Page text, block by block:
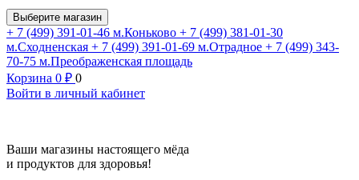
Выберите магазин
+ 7 (499) 391-01-46 м.Коньково + 7 (499) 381-01-30
м.Сходненская + 7 (499) 391-01-69 м.Отрадное + 7 (499) 343-
70-75 м.Преображенская площадь
Корзина 0 ₽ 0
Войти в личный кабинет
Ваши магазины настоящего мёда
и продуктов для здоровья!